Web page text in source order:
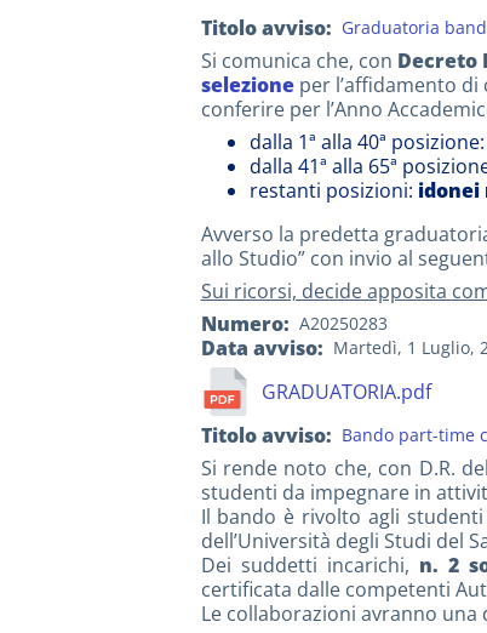
Titolo avviso Graduatoria
Si comunica che, con Decreto
selezioneper l’affidamento di
conferire per l’Anno
dalla 1ª alla 40ª posizione:
dalla 41ª alla 65ª
restanti posizioni: idonei
Avverso la predetta
allo Studio” con invio al
Sui ricorsi, decide apposita
Numero
A20250283
Data avviso Martedì, 1 Luglio,
GRADUATORIA.pdf
Titolo avviso
Bando part-time
Si rende noto che, con D.R.
studenti da impegnare in
Il bando è rivolto agli
dell’Università degli Studi del
Dei suddetti incarichi, n. 2
certificata dalle competenti
Le collaborazioni avranno